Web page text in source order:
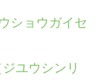
ショウガイセ
ユウシンリ